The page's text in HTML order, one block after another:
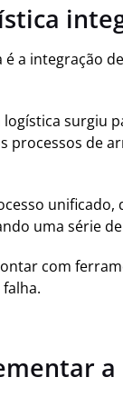
é a integração
logística surgiu
processos de
uma série
com